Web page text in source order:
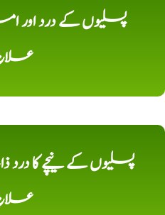
پسلیوں کے درد اور
پسلیوں کے نیچے کا